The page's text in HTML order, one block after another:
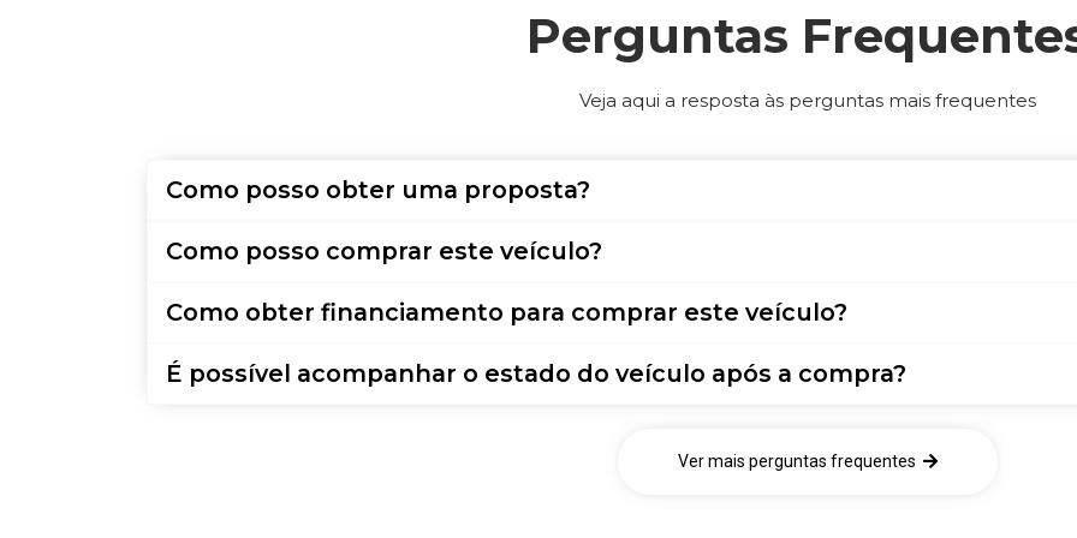
Perguntas
Veja aqui a resposta às perguntas mais frequentes
Como posso obter uma proposta?
Como posso comprar este veículo?
Como obter financiamento para comprar este veículo?
É possível acompanhar o estado do veículo após a compra?
Ver mais perguntas frequentes